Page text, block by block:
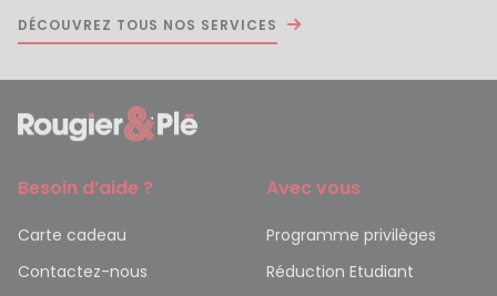
DÉCOUVREZ TOUS NOS SERVICES
Besoin d’aide ?
Carte cadeau
Contactez-nous
Avec vous
Programme privilèges
Réduction Etudiant